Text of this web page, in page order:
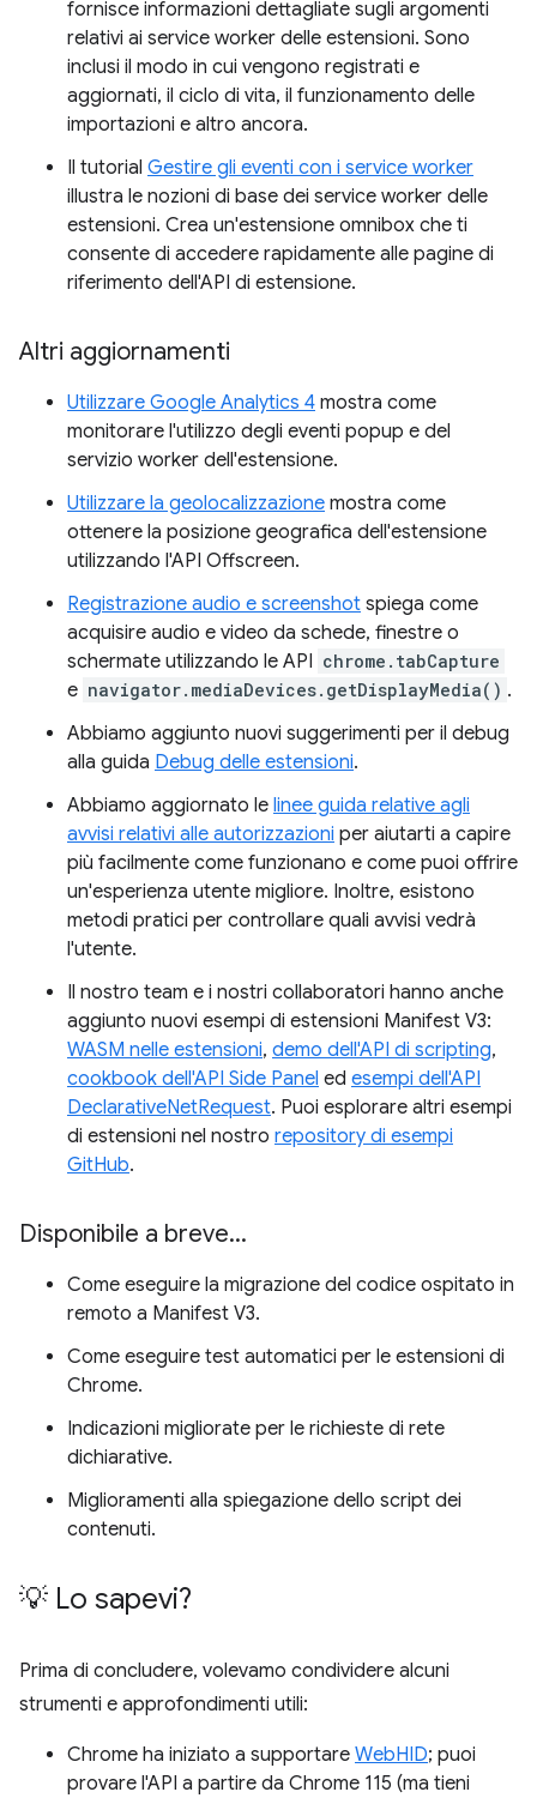
fornisce informazioni dettagliate sugli argomenti
relativi ai service worker delle estensioni. Sono
inclusi il modo in cui vengono registrati e
aggiornati, il ciclo di vita, il funzionamento delle
importazioni e altro ancora.
Il tutorial Gestire gli eventi con i service worker
illustra le nozioni di base dei service worker delle
estensioni. Crea un'estensione omnibox che ti
consente di accedere rapidamente alle pagine di
riferimento dell'API di estensione.
Altri aggiornamenti
Utilizzare Google Analytics 4 mostra come
monitorare l'utilizzo degli eventi popup e del
servizio worker dell'estensione.
Utilizzare la geolocalizzazione mostra come
ottenere la posizione geografica dell'estensione
utilizzando l'API Offscreen.
Registrazione audio e screenshot spiega come
acquisire audio e video da schede, finestre o
schermate utilizzando le API chrome.tabCapture
e navigator.mediaDevices.getDisplayMedia() .
Abbiamo aggiunto nuovi suggerimenti per il debug
alla guida Debug delle estensioni.
Abbiamo aggiornato le linee guida relative agli
avvisi relativi alle autorizzazioni per aiutarti a capire
più facilmente come funzionano e come puoi offrire
un'esperienza utente migliore. Inoltre, esistono
metodi pratici per controllare quali avvisi vedrà
l'utente.
Il nostro team e i nostri collaboratori hanno anche
aggiunto nuovi esempi di estensioni Manifest V3:
WASM nelle estensioni, demo dell'API di scripting,
cookbook dell'API Side Panel ed esempi dell'API
DeclarativeNetRequest. Puoi esplorare altri esempi
di estensioni nel nostro repository di esempi
GitHub.
Disponibile a breve...
Come eseguire la migrazione del codice ospitato in
remoto a Manifest V3.
Come eseguire test automatici per le estensioni di
Chrome.
Indicazioni migliorate per le richieste di rete
dichiarative.
Miglioramenti alla spiegazione dello script dei
contenuti.
💡 Lo sapevi?
Prima di concludere, volevamo condividere alcuni
strumenti e approfondimenti utili:
Chrome ha iniziato a supportare WebHID; puoi
provare l'API a partire da Chrome 115 (ma tieni